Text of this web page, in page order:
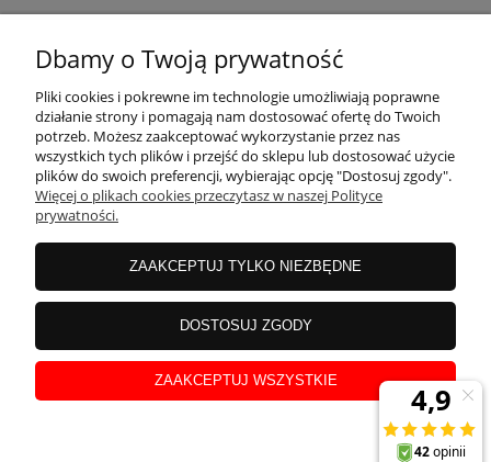
MOJE KONTO
PŁATNOŚCI I DOSTAWA
INFORMACJE
INSTRUKCJE
O NAS
Dbamy o Twoją prywatność
Pliki cookies i pokrewne im technologie umożliwiają poprawne
działanie strony i pomagają nam dostosować ofertę do Twoich
potrzeb. Możesz zaakceptować wykorzystanie przez nas
wszystkich tych plików i przejść do sklepu lub dostosować użycie
plików do swoich preferencji, wybierając opcję "Dostosuj zgody".
Więcej o plikach cookies przeczytasz w naszej Polityce
prywatności.
ZAAKCEPTUJ TYLKO NIEZBĘDNE
DOSTOSUJ ZGODY
ZAAKCEPTUJ WSZYSTKIE